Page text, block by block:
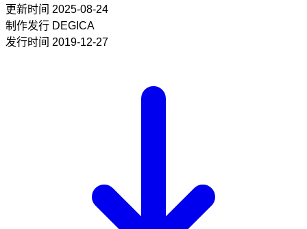
更新时间 2025-08-24
制作发行 DEGICA
发行时间 2019-12-27